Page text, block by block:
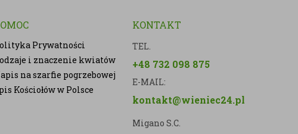
Prywatności
i znaczenie kwiatów
na szarfie pogrzebowej
Kościołów w Polsce
KONTAKT
TEL.
+48 732 098 875
E-MAIL:
kontakt@wieniec24.pl
Migano S.C.